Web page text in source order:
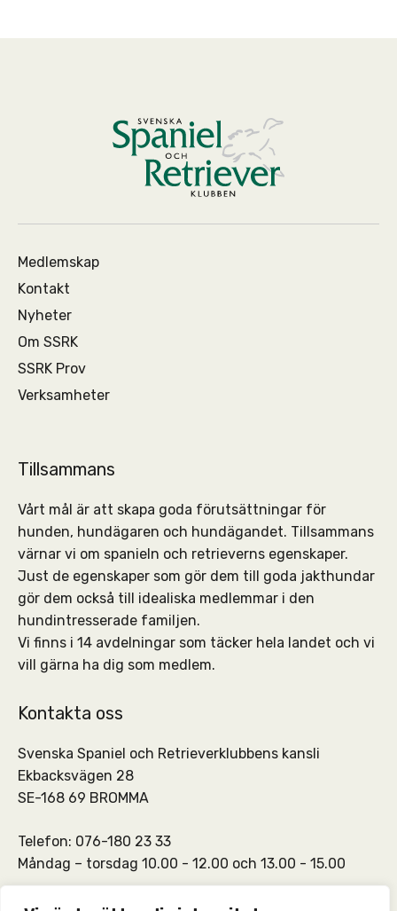
Medlemskap
Kontakt
Nyheter
Om SSRK
SSRK Prov
Verksamheter
Tillsammans
Vårt mål är att skapa goda förutsättningar för
hunden, hundägaren och hundägandet. Tillsammans
värnar vi om spanieln och retrieverns egenskaper.
Just de egenskaper som gör dem till goda jakthundar
gör dem också till idealiska medlemmar i den
hundintresserade familjen.
Vi finns i 14 avdelningar som täcker hela landet och vi
vill gärna ha dig som medlem.
Kontakta oss
Svenska Spaniel och Retrieverklubbens kansli
Ekbacksvägen 28
SE-168 69 BROMMA
Telefon: 076-180 23 33
Måndag – torsdag 10.00 - 12.00 och 13.00 - 15.00
SSRKs kansli och medlemskontakt: info@ssrk.se